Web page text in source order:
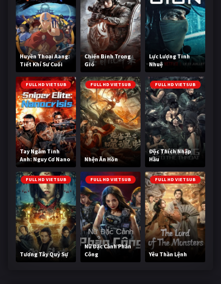
Huyền Thoại Aang:
Tiết Khí Sư Cuối
Cùng
Chiến Binh Trong
Gió
Lực Lượng Tinh
Nhuệ
FULL HD VIETSUB
Tay Ngắm Tinh
Anh: Nguy Cơ Nano
FULL HD VIETSUB
Nhện Ăn Hồn
FULL HD VIETSUB
Độc Thích Nhập
Hầu
FULL HD VIETSUB
Tương Tây Quỷ Sự
FULL HD VIETSUB
Nữ Đặc Cảnh Phản
Công
FULL HD VIETSUB
Yêu Thần Lệnh